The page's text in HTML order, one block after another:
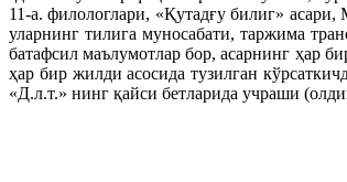
11-а. филологлари, «Қутадғу билиг»
уларнинг тилига муносабати, таржима
батафсил маълумотлар бор, асарнинг ҳар
ҳар бир жилди асосида тузилган
«Д.л.т.» нинг қайси бетларида учраши